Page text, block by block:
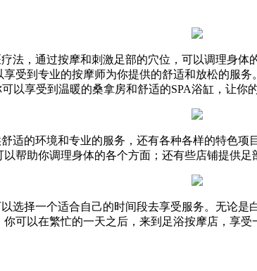
，通过按摩和刺激足部的穴位，可以调理身体
受到专业的按摩师为你提供的舒适和放松的服
以享受到温暖的桑拿房和舒适的SPA浴缸，让你
的环境和专业的服务，还有各种各样的特色项
帮助你调理身体的各个方面；还有些店铺提供足
择一个适合自己的时间段去享受服务。无论是
可以在繁忙的一天之后，来到足浴按摩店，享